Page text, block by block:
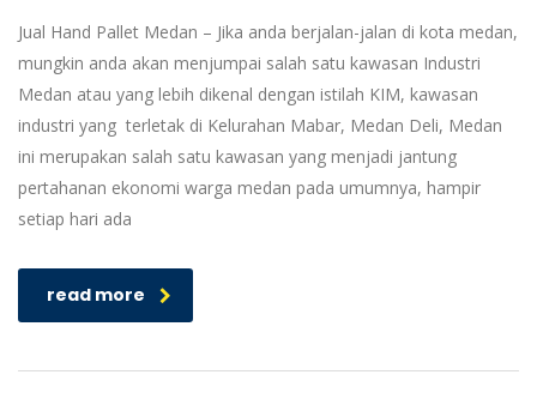
Jual Hand Pallet Medan – Jika anda berjalan-jalan di kota medan,
mungkin anda akan menjumpai salah satu kawasan Industri
Medan atau yang lebih dikenal dengan istilah KIM, kawasan
industri yang terletak di Kelurahan Mabar, Medan Deli, Medan
ini merupakan salah satu kawasan yang menjadi jantung
pertahanan ekonomi warga medan pada umumnya, hampir
setiap hari ada
read more